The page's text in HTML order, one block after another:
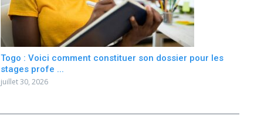
Togo : Voici comment constituer son dossier pour les
stages profe ...
juillet 30, 2026